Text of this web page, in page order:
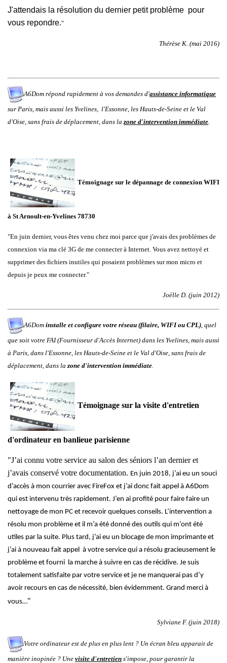
J'attendais la résolution du dernier petit problème pour
vous repondre."
Thérèse K. (mai 2016)
A6Dom répond rapidement à vos demandes d'assistance informatique
sur Paris, mais aussi les Yvelines, l'Essonne, les Hauts-de-Seine et le Val
d'Oise, sans frais de déplacement, dans lazone d'intervention immédiate.
Témoignage sur le dépannage de connexion WIFI
à St Arnoult-en-Yvelines 78730
"En juin dernier, vous êtes venu chez moi parce que j'avais des problèmes de
connexion via ma clé 3G de me connecter à Internet. Vous avez nettoyé et
supprimer des fichiers inutiles qui posaient problèmes sur mon micro et
depuis je peux me connecter."
Joëlle D. (juin 2012)
A6Dom installe et configure votre réseau (filaire, WIFI ou CPL), quel
que soit votre FAI (Fournisseur d'Accès Internet) dans les Yvelines, mais aussi
à Paris, dans l'Essonne, les Hauts-de-Seine et le Val d'Oise, sans frais de
déplacement, dans lazone d'intervention immédiate.
Témoignage sur la visite d'entretien
d'ordinateur en banlieue parisienne
"J’ai connu votre service au salon des séniors l’an dernier et
j’avais conservé votre documentation. En juin 2018, j’ai eu un souci
d’accès à mon courrier avec FireFox et j’ai donc fait appel à A6Dom
qui est intervenu très rapidement. J’en ai profité pour faire faire un
nettoyage de mon PC et recevoir quelques conseils. L’intervention a
résolu mon problème et il m’a été donné des outils qui m’ont été
utiles par la suite. Plus tard, j’ai eu un blocage de mon imprimante et
j’ai à nouveau fait appel à votre service qui a résolu gracieusement le
problème et fourni la marche à suivre en cas de récidive. Je suis
totalement satisfaite par votre service et je ne manquerai pas d’y
avoir recours en cas de nécessité, bien évidemment. Grand merci à
vous…"
Sylviane F. (juin 2018)
Votre ordinateur est de plus en plus lent ? Un écran bleu apparait de
manière inopinée ? Une visite d'entretien s'impose, pour garantir la